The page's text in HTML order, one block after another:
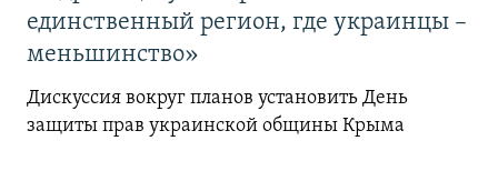
единственный регион, где украинцы –
меньшинство»
Дискуссия вокруг планов установить День
защиты прав украинской общины Крыма